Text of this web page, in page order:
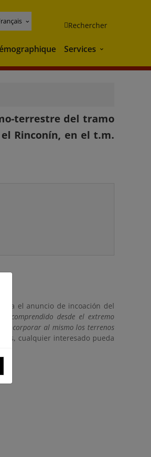
Rechercher
Services Services
terrestre del tramo
Rinconín, en el t.m.
el anuncio de incoación del
comprendido desde el extremo
incorporar al mismo los terrenos
cualquier interesado pueda